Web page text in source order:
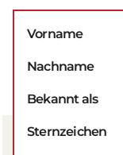
Vorname
Nachname
Bekannt als
Sternzeichen